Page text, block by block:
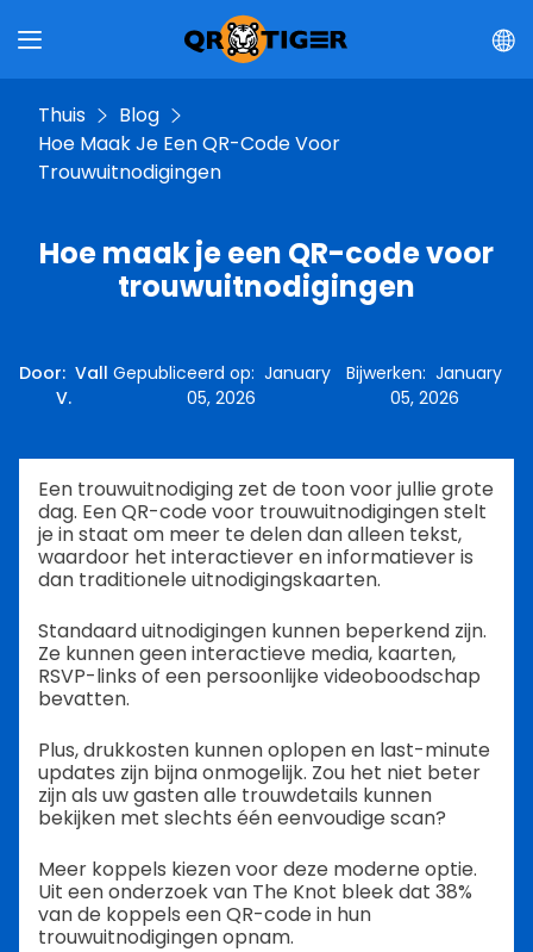
Thuis
Blog
Hoe Maak Je Een QR-Code Voor
Trouwuitnodigingen
Hoe maak je een QR-code voor
trouwuitnodigingen
Door: Vall
V.
Gepubliceerd op: January
05, 2026
Bijwerken:January
05, 2026
Een trouwuitnodiging zet de toon voor jullie grote
dag. Een QR-code voor trouwuitnodigingen stelt
je in staat om meer te delen dan alleen tekst,
waardoor het interactiever en informatiever is
dan traditionele uitnodigingskaarten.
Standaard uitnodigingen kunnen beperkend zijn.
Ze kunnen geen interactieve media, kaarten,
RSVP-links of een persoonlijke videoboodschap
bevatten.
Plus, drukkosten kunnen oplopen en last-minute
updates zijn bijna onmogelijk. Zou het niet beter
zijn als uw gasten alle trouwdetails kunnen
bekijken met slechts één eenvoudige scan?
Meer koppels kiezen voor deze moderne optie.
Uit een onderzoek van The Knot bleek dat 38%
van de koppels een QR-code in hun
trouwuitnodigingen opnam.